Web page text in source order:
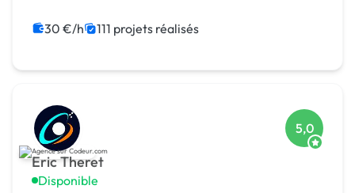
30 €/h 111 projets réalisés
Eric Theret
Disponible
5,0